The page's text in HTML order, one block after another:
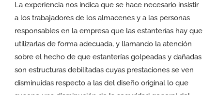
La experiencia nos indica que se hace necesario insistir
a los trabajadores de los almacenes y a las personas
responsables en la empresa que las estanterías hay que
utilizarlas de forma adecuada, y llamando la atención
sobre el hecho de que estanterías golpeadas y dañadas
son estructuras debilitadas cuyas prestaciones se ven
disminuidas respecto a las del diseño original lo que